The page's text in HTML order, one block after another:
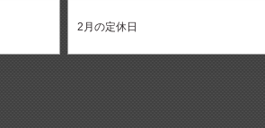
2月の定休日